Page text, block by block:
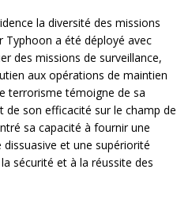
la diversité des missions
Typhoon a été déployé avec
des missions de surveillance,
aux opérations de maintien
terrorisme témoigne de sa
de son efficacité sur le champ de
sa capacité à fournir une
et une supériorité
sécurité et à la réussite des